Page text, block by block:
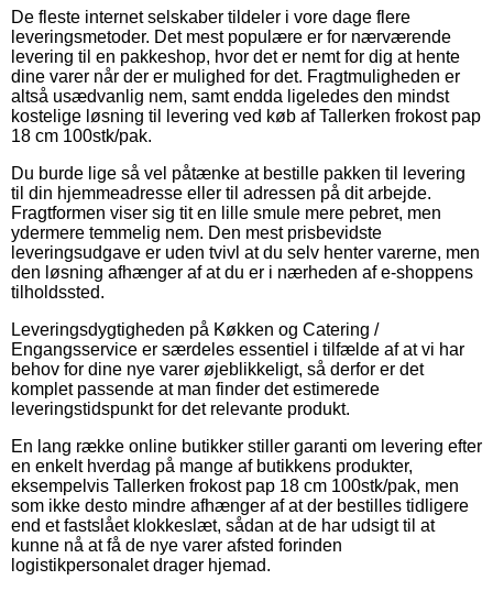
De fleste internet selskaber tildeler i vore dage flere
leveringsmetoder. Det mest populære er for nærværende
levering til en pakkeshop, hvor det er nemt for dig at hente
dine varer når der er mulighed for det. Fragtmuligheden er
altså usædvanlig nem, samt endda ligeledes den mindst
kostelige løsning til levering ved køb af Tallerken frokost pap
18 cm 100stk/pak.
Du burde lige så vel påtænke at bestille pakken til levering
til din hjemmeadresse eller til adressen på dit arbejde.
Fragtformen viser sig tit en lille smule mere pebret, men
ydermere temmelig nem. Den mest prisbevidste
leveringsudgave er uden tvivl at du selv henter varerne, men
den løsning afhænger af at du er i nærheden af e-shoppens
tilholdssted.
Leveringsdygtigheden på Køkken og Catering /
Engangsservice er særdeles essentiel i tilfælde af at vi har
behov for dine nye varer øjeblikkeligt, så derfor er det
komplet passende at man finder det estimerede
leveringstidspunkt for det relevante produkt.
En lang række online butikker stiller garanti om levering efter
en enkelt hverdag på mange af butikkens produkter,
eksempelvis Tallerken frokost pap 18 cm 100stk/pak, men
som ikke desto mindre afhænger af at der bestilles tidligere
end et fastslået klokkeslæt, sådan at de har udsigt til at
kunne nå at få de nye varer afsted forinden
logistikpersonalet drager hjemad.